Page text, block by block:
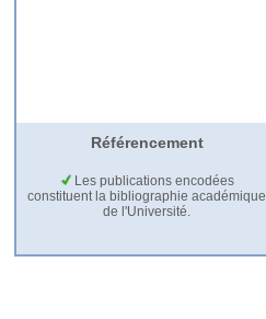
Référencement
Les publications encodées
constituent la bibliographie académique
de l'Université.